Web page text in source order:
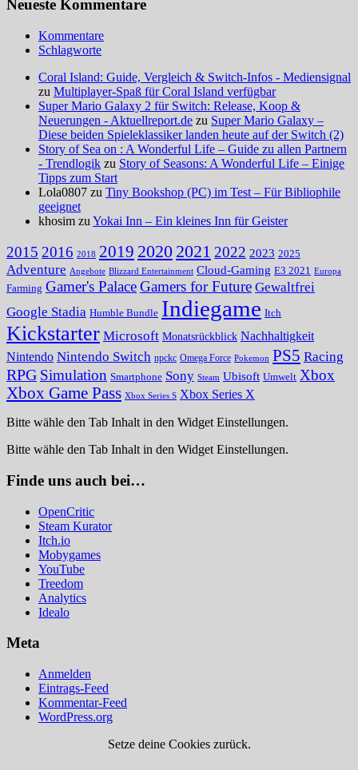
Neueste Kommentare
Kommentare
Schlagworte
Coral Island: Guide, Vergleich & Switch-Infos - Mediensignal
zu Multiplayer-Spaß für Coral Island verfügbar
Super Mario Galaxy 2 für Switch: Release, Koop &
Neuerungen - Aktuellreport.de zu Super Mario Galaxy –
Diese beiden Spieleklassiker landen heute auf der Switch (2)
Story of Sea on : A Wonderful Life – Guide zu allen Partnern
- Trendlogik zu Story of Seasons: A Wonderful Life – Einige
Tipps zum Start
Lola0807 zu Tiny Bookshop (PC) im Test – Für Bibliophile
geeignet
khosim zu Yokai Inn – Ein kleines Inn für Geister
2015 2016 2018 2019 2020 2021 2022 2023 2025
Adventure Angebote Blizzard Entertainment Cloud-Gaming E3 2021 Europa
Farming Gamer's PalaceGamers for Future Gewaltfrei
Google Stadia Humble Bundle Indiegame Itch
Kickstarter Microsoft Monatsrückblick Nachhaltigkeit
Nintendo Nintendo Switch npckc Omega Force Pokemon PS5 Racing
RPG Simulation Smartphone Sony Steam Ubisoft Umwelt Xbox
Xbox Game Pass Xbox Series S Xbox Series X
Bitte wähle den Tab Inhalt in den Widget Einstellungen.
Bitte wähle den Tab Inhalt in den Widget Einstellungen.
Finde uns auch bei…
OpenCritic
Steam Kurator
Itch.io
Mobygames
YouTube
Treedom
Analytics
Idealo
Meta
Anmelden
Eintrags-Feed
Kommentar-Feed
WordPress.org
Setze deine Cookies zurück.